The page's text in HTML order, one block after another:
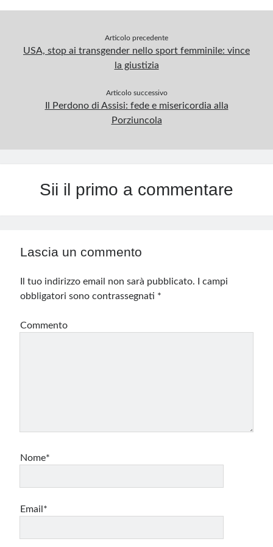
Articolo precedente
USA, stop ai transgender nello sport femminile: vince
la giustizia
Articolo successivo
Il Perdono di Assisi: fede e misericordia alla
Porziuncola
Sii il primo a commentare
Lascia un commento
Il tuo indirizzo email non sarà pubblicato.
I campi
obbligatori sono contrassegnati *
Commento
Nome*
Email*